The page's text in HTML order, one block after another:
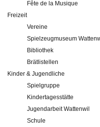
Fête de la Musique
Freizeit
Vereine
Spielzeugmuseum
Bibliothek
Brätlistellen
Kinder & Jugendliche
Spielgruppe
Kindertagesstätte
Jugendarbeit Wattenwil
Schule